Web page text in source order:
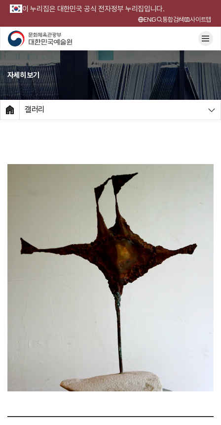
이 누리집은 대한민국 공식 전자정부 누리집입니다.
ENG 통합검색 사이트맵
자세히 보기
HOME
갤러리